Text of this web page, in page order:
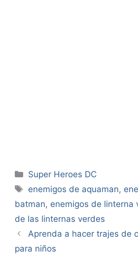
Categorías
Super Heroes DC
Etiquetas
enemigos de aquaman,
batman, enemigos de linterna
de las linternas verdes
Aprenda a hacer trajes de
para niños